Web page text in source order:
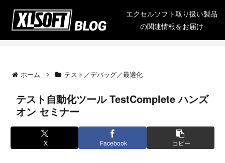
エクセルソフト取り扱い製品
の関連情報をお届け
ホーム テスト／デバッグ／最適化
テスト自動化ツール TestComplete ハンズ
オン セミナー
X Facebook コピー